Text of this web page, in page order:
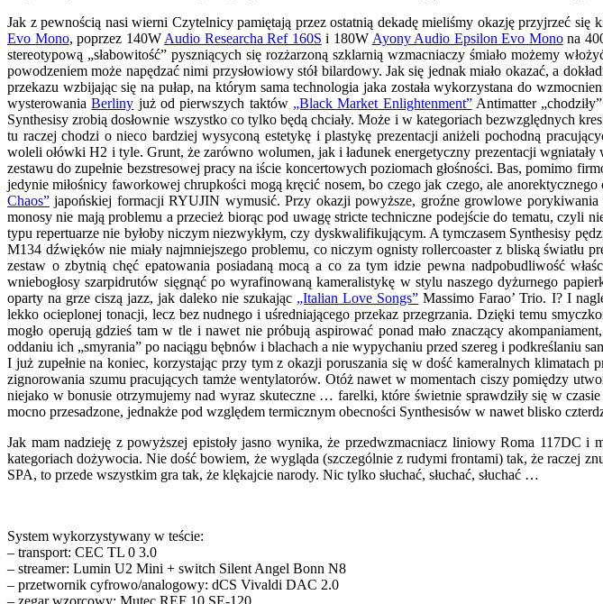
Jak z pewnością nasi wierni Czytelnicy pamiętają przez ostatnią dekadę mieliśmy okazję przyjrzeć
Evo Mono, poprzez 140W Audio Researcha Ref 160S i 180W Ayony Audio Epsilon Evo Monona
stereotypową „słabowitość” pyszniących się rozżarzoną szklarnią wzmacniaczy śmiało możemy
powodzeniem może napędzać nimi przysłowiowy stół bilardowy. Jak się jednak miało okazać, a
przekazu wzbijając się na pułap, na którym sama technologia jaka została wykorzystana do
wysterowaniaBerliny już od pierwszych taktów „Black Market Enlightenment”Antimatter
Synthesisy zrobią dosłownie wszystko co tylko będą chciały. Może i w kategoriach bezwzględnych
tu raczej chodzi o nieco bardziej wysyconą estetykę i plastykę prezentacji aniżeli pochodną
woleli ołówki H2 i tyle. Grunt, że zarówno wolumen, jak i ładunek energetyczny prezentacji
zestawu do zupełnie bezstresowej pracy na iście koncertowych poziomach głośności. Bas, pomimo
jedynie miłośnicy faworkowej chrupkości mogą kręcić nosem, bo czego jak czego, ale
Chaos” japońskiej formacji RYUJIN wymusić. Przy okazji powyższe, groźne growlowe
monosy nie mają problemu a przecież biorąc pod uwagę stricte techniczne podejście do tematu,
typu repertuarze nie byłoby niczym niezwykłym, czy dyskwalifikującym. A tymczasem Synthesisy
M134 dźwięków nie miały najmniejszego problemu, co niczym ognisty rollercoaster z bliską światłu
zestaw o zbytnią chęć epatowania posiadaną mocą a co za tym idzie pewna nadpobudliwość
wniebogłosy szarpidrutów sięgnąć po wyrafinowaną kameralistykę w stylu naszego dyżurnego
oparty na grze ciszą jazz, jak daleko nie szukając „Italian Love Songs” Massimo Farao’ Trio. I? I
lekko ocieplonej tonacji, lecz bez nudnego i uśredniającego przekaz przegrzania. Dzięki temu
mogło operują gdzieś tam w tle i nawet nie próbują aspirować ponad mało znaczący
oddaniu ich „smyrania” po naciągu bębnów i blachach a nie wypychaniu przed szereg i podkreślaniu
I już zupełnie na koniec, korzystając przy tym z okazji poruszania się w dość kameralnych
zignorowania szumu pracujących tamże wentylatorów. Otóż nawet w momentach ciszy pomiędzy
niejako w bonusie otrzymujemy nad wyraz skuteczne … farelki, które świetnie sprawdziły się w
mocno przesadzone, jednakże pod względem termicznym obecności Synthesisów w nawet blisko
Jak mam nadzieję z powyższej epistoły jasno wynika, że przedwzmacniacz liniowy Roma
kategoriach dożywocia. Nie dość bowiem, że wygląda (szczególnie z rudymi frontami) tak, że raczej
SPA, to przede wszystkim gra tak, że klękajcie narody. Nic tylko słuchać, słuchać, słuchać …
System wykorzystywany w teście:
– transport: CEC TL 0 3.0
– streamer: Lumin U2 Mini + switch Silent Angel Bonn N8
– przetwornik cyfrowo/analogowy: dCS Vivaldi DAC 2.0
– zegar wzorcowy: Mutec REF 10 SE-120